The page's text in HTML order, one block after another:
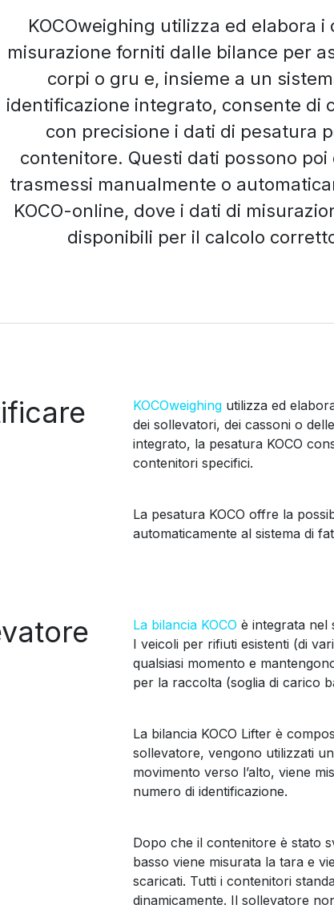
KOCOweighing utilizza ed elabora i
misurazione forniti dalle bilance per
corpi o gru e, insieme a un
identificazione integrato, consente di
con precisione i dati di pesatura
contenitore. Questi dati possono poi
trasmessi manualmente o
KOCO-online, dove i dati di
disponibili per il calcolo
KOCOweighing utilizza ed
dei sollevatori, dei cassoni o
integrato, la pesatura KOCO
contenitori specifici.
La pesatura KOCO offre la
automaticamente al sistema di
La bilancia KOCO è integrata nel
I veicoli per rifiuti esistenti (di
qualsiasi momento e
per la raccolta (soglia di carico
La bilancia KOCO Lifter è
sollevatore, vengono utilizzati
movimento verso l’alto, viene
numero di identificazione.
Dopo che il contenitore è stato
basso viene misurata la tara e
scaricati. Tutti i contenitori
dinamicamente. Il sollevatore